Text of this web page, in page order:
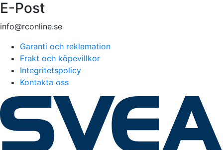
E-Post
info@rconline.se
Garanti och reklamation
Frakt och köpevillkor
Integritetspolicy
Kontakta oss